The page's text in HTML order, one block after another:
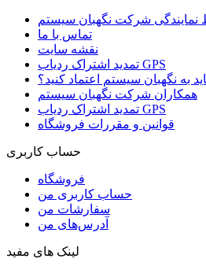
نمایندگی شرکت نگهبان سیستم
تماس با ما
نقشه سایت
تمدید اشتراک ردیاب GPS
به نگهبان سیستم اعتماد کنید؟
همکاران شرکت نگهبان سیستم
تمدید اشتراک ردیاب GPS
قوانین و مقررات فروشگاه
حساب کاربری
فروشگاه
حساب کاربری من
سفارشات من
آدرس‌های من
لینک های مفید